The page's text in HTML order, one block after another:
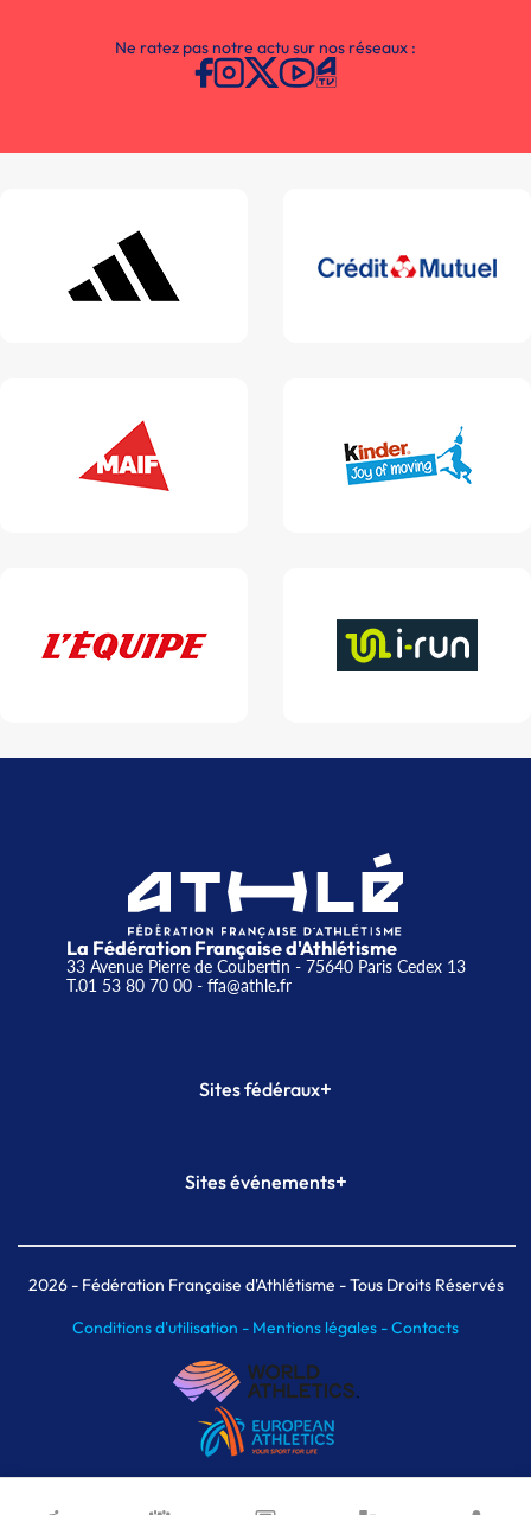
Ne ratez pas notre actu sur nos réseaux :
La Fédération Française d'Athlétisme
33 Avenue Pierre de Coubertin - 75640 Paris Cedex 13
T.01 53 80 70 00- ffa@athle.fr
Sites fédéraux+
Plateforme Formation
Sites événements+
Meeting de Paris indoor
MAIF Ekiden de Paris
2026- Fédération Française d'Athlétisme - Tous Droits Réservés
Conditions d'utilisation - Mentions légales -Contacts